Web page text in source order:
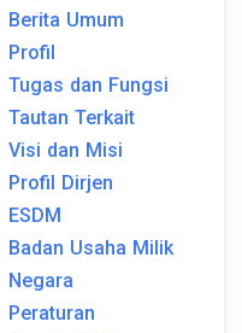
Berita Umum
Profil
Tugas dan Fungsi
Tautan Terkait
Visi dan Misi
Profil Dirjen
ESDM
Badan Usaha Milik
Negara
Peraturan